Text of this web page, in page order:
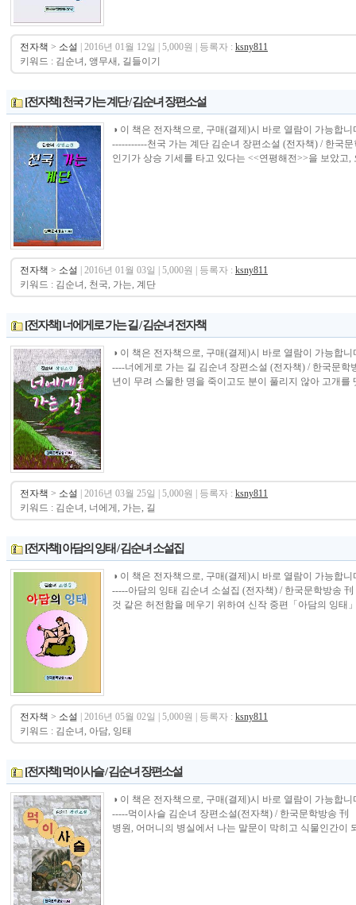
전자책 > 소설 | 2016년 01월 12일 | 5,000원 | 등록자 : ksny811
키워드 : 김순녀, 앵무새, 길들이기
[전자책] 천국 가는 계단 / 김순녀 장편소설
◑ 이 책은 전자책으로, 구매(결제)시 바로 열람이 가능합
-----------천국 가는 계단 김순녀 장편소설 (전자책) / 한국
인기가 상승 기세를 타고 있다는 <<연평해전>>을 보았고,
전자책 > 소설 | 2016년 01월 03일 | 5,000원 | 등록자 : ksny811
키워드 : 김순녀, 천국, 가는, 계단
[전자책] 너에게로 가는 길 / 김순녀 전자책
◑ 이 책은 전자책으로, 구매(결제)시 바로 열람이 가능합
----너에게로 가는 길 김순녀 장편소설 (전자책) / 한국문
년이 무려 스물한 명을 죽이고도 분이 풀리지 않아 고개를
전자책 > 소설 | 2016년 03월 25일 | 5,000원 | 등록자 : ksny811
키워드 : 김순녀, 너에게, 가는, 길
[전자책] 아담의 잉태 / 김순녀 소설집
◑ 이 책은 전자책으로, 구매(결제)시 바로 열람이 가능합
-----아담의 잉태 김순녀 소설집 (전자책) / 한국문학방송
것 같은 허전함을 메우기 위하여 신작 중편「아담의 잉태
전자책 > 소설 | 2016년 05월 02일 | 5,000원 | 등록자 : ksny811
키워드 : 김순녀, 아담, 잉태
[전자책] 먹이사슬 / 김순녀 장편소설
◑ 이 책은 전자책으로, 구매(결제)시 바로 열람이 가능합
-----먹이사슬 김순녀 장편소설(전자책) / 한국문학방송
병원, 어머니의 병실에서 나는 말문이 막히고 식물인간이